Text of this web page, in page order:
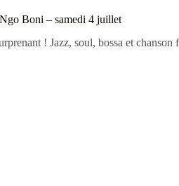
Boni – samedi 4 juillet
! Jazz, soul, bossa et chanson